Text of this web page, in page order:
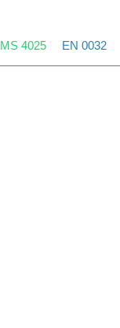
MS 4025 EN 0032